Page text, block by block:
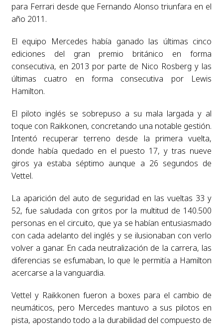
para Ferrari desde que Fernando Alonso triunfara en el
año 2011.
El equipo Mercedes había ganado las últimas cinco
ediciones del gran premio británico en forma
consecutiva, en 2013 por parte de Nico Rosberg y las
últimas cuatro en forma consecutiva por Lewis
Hamilton.
El piloto inglés se sobrepuso a su mala largada y al
toque con Raikkonen, concretando una notable gestión.
Intentó recuperar terreno desde la primera vuelta,
donde había quedado en el puesto 17, y tras nueve
giros ya estaba séptimo aunque a 26 segundos de
Vettel.
La aparición del auto de seguridad en las vueltas 33 y
52, fue saludada con gritos por la multitud de 140.500
personas en el circuito, que ya se habían entusiasmado
con cada adelanto del inglés y se ilusionaban con verlo
volver a ganar. En cada neutralización de la carrera, las
diferencias se esfumaban, lo que le permitía a Hamilton
acercarse a la vanguardia.
Vettel y Raikkonen fueron a boxes para el cambio de
neumáticos, pero Mercedes mantuvo a sus pilotos en
pista, apostando todo a la durabilidad del compuesto de